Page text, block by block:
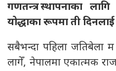
गणतन्त्र स्थापनाका
योद्धाका रूपमा ती
सबैभन्दा पहिला जतिबेला म
लागेँ, नेपालमा एकात्मक